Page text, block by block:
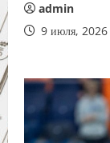
admin
9 июля, 2026